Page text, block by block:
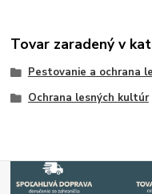
Tovar zaradený v
Pestovanie a ochrana
Ochrana lesných kultúr